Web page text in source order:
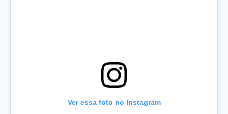
Ver essa foto no Instagram